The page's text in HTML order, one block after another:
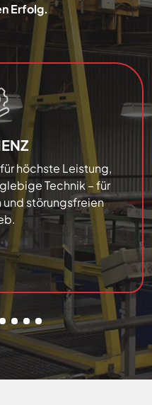
Erfolg.
höchste Leistung,
Technik – für
störungsfreien